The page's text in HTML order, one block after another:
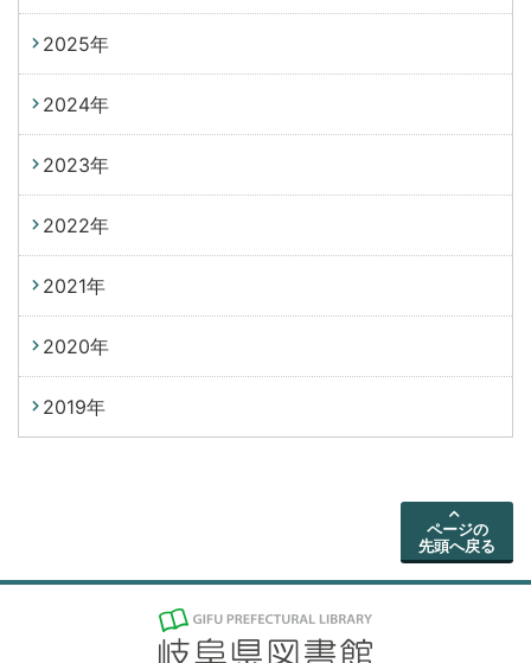
2025年
2024年
2023年
2022年
2021年
2020年
2019年
ページの
先頭へ戻る